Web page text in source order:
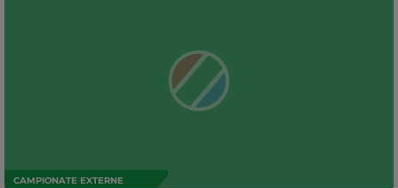
CAMPIONATE EXTERNE